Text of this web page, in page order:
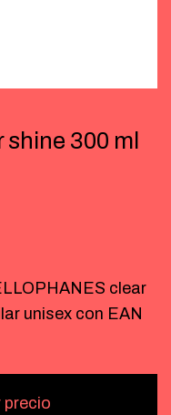
300 ml
clear
unisex con EAN
precio